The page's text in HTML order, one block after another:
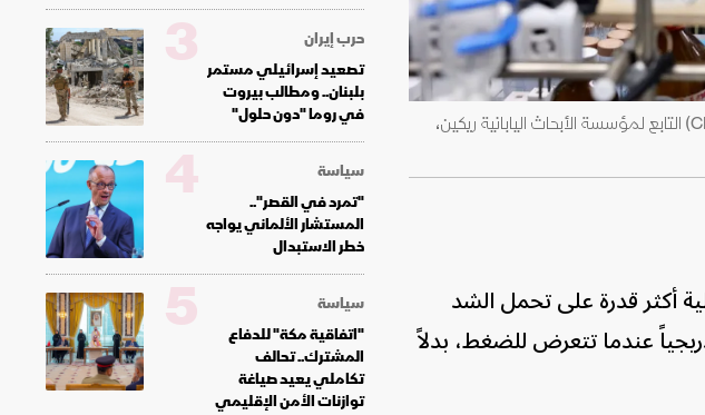
باحث أثناء تحضير مواد خام بلاستيكية قابلة للتحلل في المحيط بمركز علوم المواد الناشئة (CEMS) التابع لمؤسسة الأبحاث اليابانية ريكين،
أكثر قدرة على تحمل الشد
عندما تتعرض للضغط، بدلاً
حرب إيران
تصعيد إسرائيلي مستمر
بلبنان.. ومطالب بيروت
في روما "دون حلول"
3
سياسة
"تمرد في القصر"..
المستشار الألماني يواجه
خطر الاستبدال
4
سياسة
"اتفاقية مكة" للدفاع
المشترك.. تحالف
تكاملي يعيد صياغة
توازنات الأمن الإقليمي
5